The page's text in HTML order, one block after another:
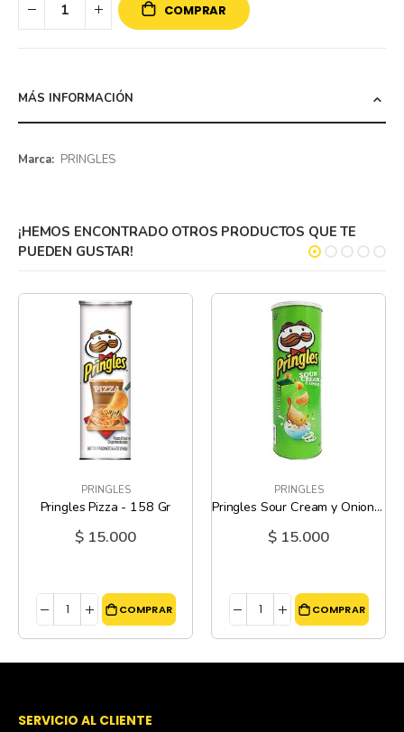
COMPRAR
MÁS INFORMACIÓN
Más
PRINGLES
¡HEMOS ENCONTRADO OTROS PRODUCTOS QUE TE
PUEDEN GUSTAR!
PRINGLES
Pringles Pizza - 158 Gr
$ 15.000
COMPRAR
PRINGLES
Pringles Sour Cream y Onion – 158 Gr
$ 15.000
COMPRAR
SERVICIO AL CLIENTE